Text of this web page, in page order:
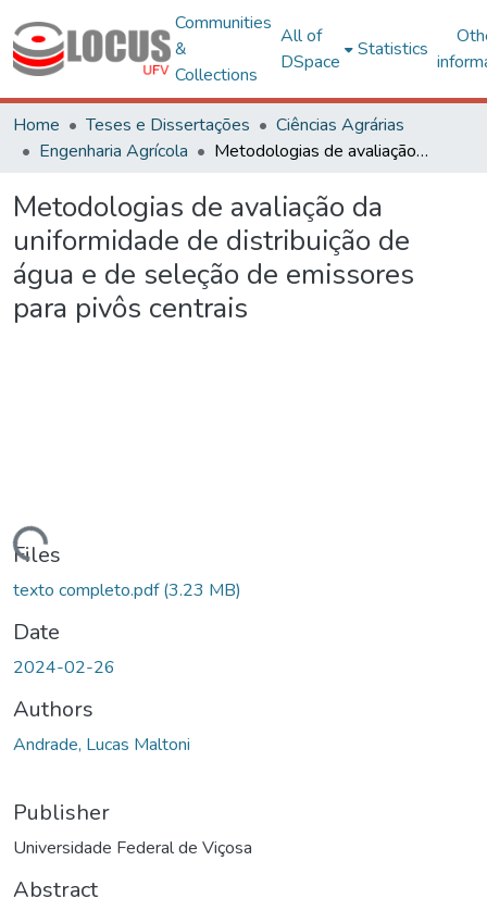
Communities
&
Collections
All of
DSpace
Statistics
Home Teses e Dissertações
Ciências Agrárias
Engenharia Agrícola
Metodologias de avaliação da uniformidade de distribuição de água e de seleção de emissores para pivôs centrais
Metodologias de avaliação da
uniformidade de distribuição de
água e de seleção de emissores
para pivôs centrais
Files
texto completo.pdf(3.23 MB)
Date
2024-02-26
Authors
Andrade, Lucas Maltoni
Publisher
Universidade Federal de Viçosa
Abstract